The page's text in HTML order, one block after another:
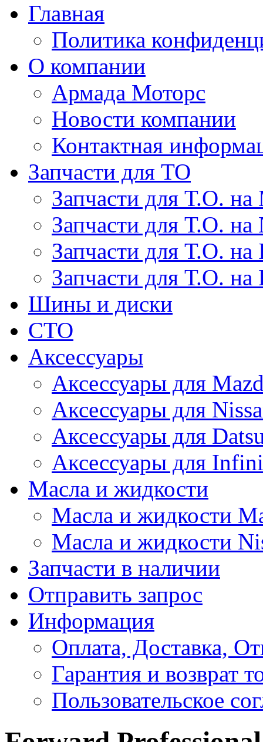
Главная
Политика
О компании
Армада Моторс
Новости компании
Контактная
Запчасти для ТО
Запчасти для Т.О. на
Запчасти для Т.О. на
Запчасти для Т.О.
Запчасти для Т.О. на
Шины и диски
СТО
Аксессуары
Аксессуары для
Аксессуары для
Аксессуары для
Аксессуары для
Масла и жидкости
Масла и жидкости
Масла и жидкости
Запчасти в наличии
Отправить запрос
Информация
Оплата, Доставка,
Гарантия и возврат
Пользовательское